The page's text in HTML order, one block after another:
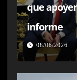
que
informe
08/06/2026